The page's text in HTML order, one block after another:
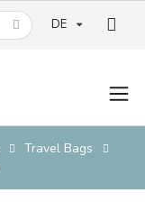
DE
Travel Bags